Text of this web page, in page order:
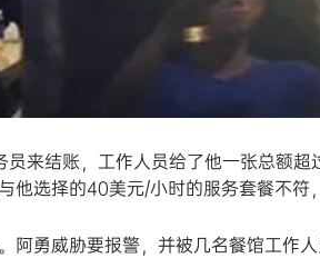
员来结账，工作人员给了他一张总额
他选择的40美元/小时的服务套餐不符
阿勇威胁要报警，并被几名餐馆工作人